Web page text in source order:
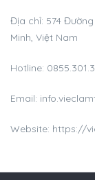
Địa chỉ: 574
Minh, Việt Nam
Hotline:
Email:
Website: https://